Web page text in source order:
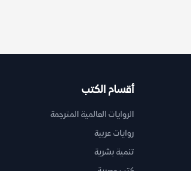
أقسام الكتب
الروايات العالمية المترجمة
روايات عربية
تنمية بشرية